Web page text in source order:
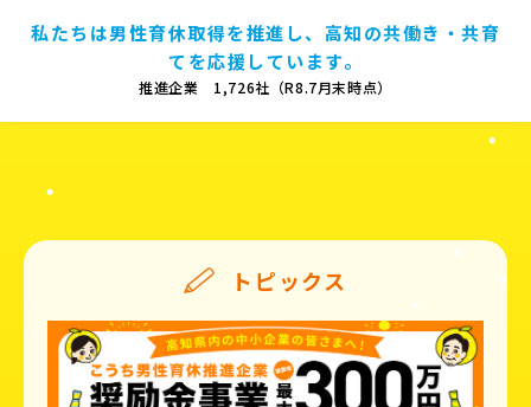
私たちは男性育休取得を推進し、高知の共働き・共育
てを応援しています。
推進企業 1,726社（R8.7月末時点）
トピックス